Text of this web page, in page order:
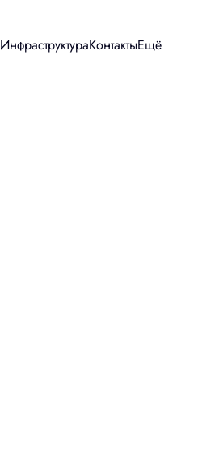
ИнфраструктураКонтактыЕщё